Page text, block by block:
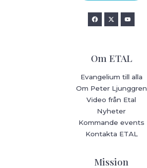
Om ETAL
Evangelium till alla
Om Peter Ljunggren
Video från Etal
Nyheter
Kommande events
Kontakta ETAL
Mission